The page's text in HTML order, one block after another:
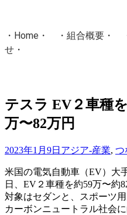
・ Home ・ ・ 組合概要 ・
せ ・
国土交通省・経済産業省・農
テスラ EV２車種
万〜82万円
2023年1月9日 アジア-産業, つ
米国の電気自動車（EV）大
日、EV２車種を約59万〜約
対象はセダンと、スポーツ用
カーボンニュートラル社会